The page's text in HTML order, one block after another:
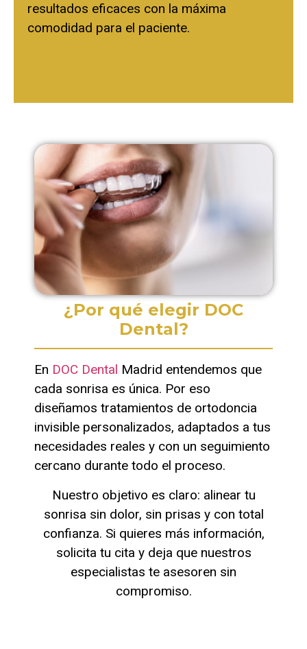
resultados eficaces con la máxima
comodidad para el paciente.
¿Por qué elegir DOC
Dental?
En DOC Dental Madrid entendemos que
cada sonrisa es única. Por eso
diseñamos tratamientos de ortodoncia
invisible personalizados, adaptados a tus
necesidades reales y con un seguimiento
cercano durante todo el proceso.
Nuestro objetivo es claro: alinear tu
sonrisa sin dolor, sin prisas y con total
confianza. Si quieres más información,
solicita tu cita y deja que nuestros
especialistas te asesoren sin
compromiso.